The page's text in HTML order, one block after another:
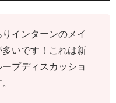
インターンのメイ
いです！これは新
プディスカッショ